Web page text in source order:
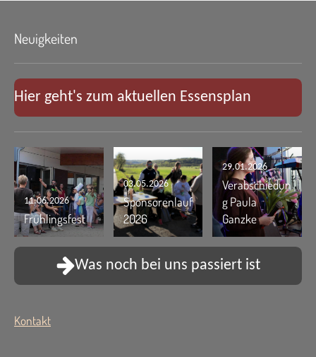
Neuigkeiten
Hier geht's zum aktuellen Essensplan
Frühlingsfest
11.06.2026
Sponsorenlauf
2026
03.05.2026
Verabschiedun
g Paula
Ganzke
29.01.2026
Was noch bei uns passiert ist
Kontakt